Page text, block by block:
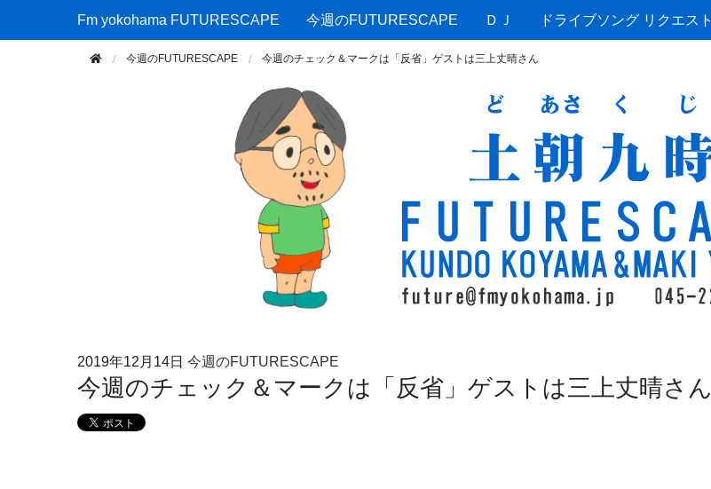
Fm yokohama FUTURESCAPE
Fm yokohama FUTURESCAPE 今週のFUTURESCAPE ＤＪ ドライブソング リクエスト
今週のFUTURESCAPE 今週のチェック＆マークは「反省」ゲストは三上丈晴さん
2019年12月14日 今週のFUTURESCAPE
今週のチェック＆マークは「反省」ゲストは三上丈晴さん